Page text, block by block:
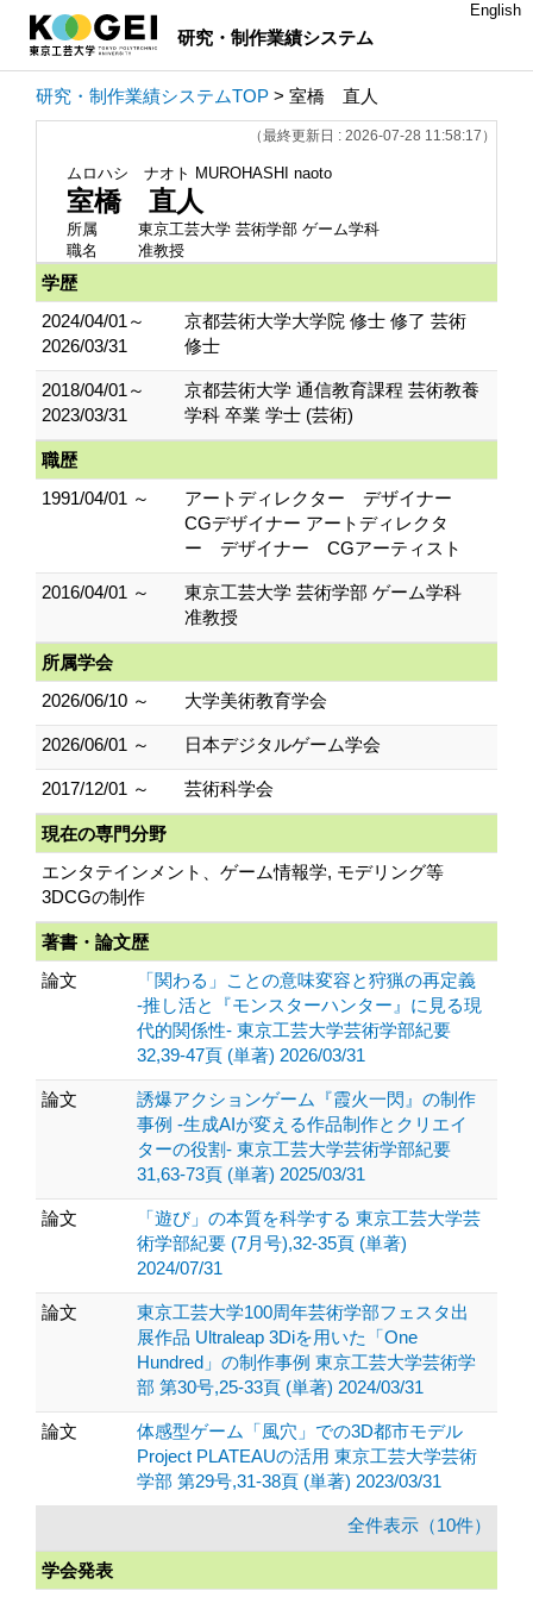
研究・制作業績システム
English
研究・制作業績システムTOP > 室橋 直人
（最終更新日 : 2026-07-28 11:58:17）
ムロハシ ナオト MUROHASHI naoto
室橋 直人
所属
東京工芸大学 芸術学部 ゲーム学科
職名
准教授
学歴
2024/04/01～
2026/03/31
京都芸術大学大学院 修士 修了 芸術
修士
2018/04/01～
2023/03/31
京都芸術大学 通信教育課程 芸術教養
学科 卒業 学士 (芸術)
職歴
1991/04/01 ～
アートディレクター デザイナー
CGデザイナー アートディレクタ
ー デザイナー CGアーティスト
2016/04/01 ～
東京工芸大学 芸術学部 ゲーム学科
准教授
所属学会
2026/06/10 ～
大学美術教育学会
2026/06/01 ～ 日本デジタルゲーム学会
2017/12/01 ～ 芸術科学会
現在の専門分野
エンタテインメント、ゲーム情報学, モデリング等
3DCGの制作
著書・論文歴
論文
「関わる」ことの意味変容と狩猟の再定義
-推し活と『モンスターハンター』に見る現
代的関係性- 東京工芸大学芸術学部紀要
32,39-47頁 (単著) 2026/03/31
論文
誘爆アクションゲーム『霞火一閃』の制作
事例 -生成AIが変える作品制作とクリエイ
ターの役割- 東京工芸大学芸術学部紀要
31,63-73頁 (単著) 2025/03/31
論文
「遊び」の本質を科学する 東京工芸大学芸
術学部紀要 (7月号),32-35頁 (単著)
2024/07/31
論文
東京工芸大学100周年芸術学部フェスタ出
展作品 Ultraleap 3Diを用いた「One
Hundred」の制作事例 東京工芸大学芸術学
部 第30号,25-33頁 (単著) 2024/03/31
論文
体感型ゲーム「風穴」での3D都市モデル
Project PLATEAUの活用 東京工芸大学芸術
学部 第29号,31-38頁 (単著) 2023/03/31
全件表示（10件）
学会発表